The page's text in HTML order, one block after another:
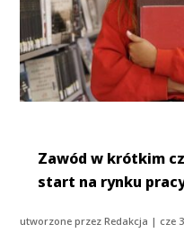
Zawód w krótkim
start na rynku
utworzone przezRedakcja | cze